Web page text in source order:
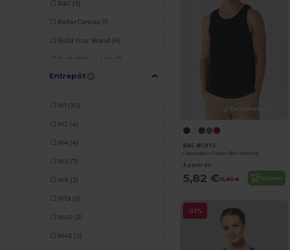
B&C (3)
Bella+Canvas (1)
Build Your Brand (6)
Fruit of the Loom (1)
Gildan (2)
Entrepôt
W1 (30)
W2 (4)
W4 (4)
W5 (7)
W8 (3)
W19 (2)
W40 (2)
W45 (2)
Personnalisez-le !
B&C BC072
Débardeur Coton Bio Homme
À partir de:
5,82 €10,90 € Acheter
-22%